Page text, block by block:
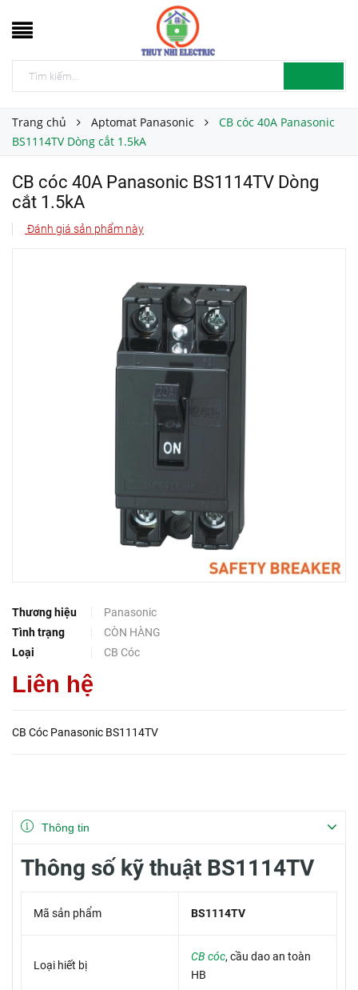
Trang chủ Aptomat Panasonic
CB cóc 40A Panasonic
BS1114TV Dòng cắt 1.5kA
CB cóc 40A Panasonic BS1114TV Dòng
cắt 1.5kA
Đánh giá sản phẩm này
Thương hiệu
Panasonic
Tình trạng
CÒN HÀNG
Loại
CB Cóc
Liên hệ
CB Cóc Panasonic BS1114TV
Thông tin
Thông số kỹ thuật BS1114TV
Mã sản phẩm BS1114TV
Loại hiết bị
CB cóc, cầu dao an toàn
HB